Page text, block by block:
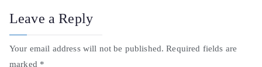
Leave a Reply
Your email address will not be published. Required fields are
marked *